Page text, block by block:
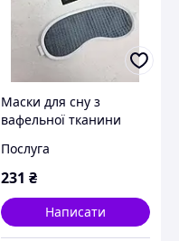
Маски для сну з
вафельної тканини
Послуга
231 ₴
Написати